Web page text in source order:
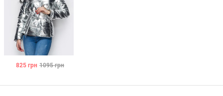
825 грн 1095 грн